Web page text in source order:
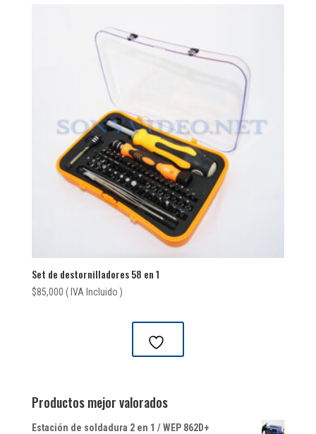
Set de destornilladores 58 en 1
$85,000 ( IVA Incluido )
Productos mejor valorados
Estación de soldadura 2 en 1 / WEP 862D+